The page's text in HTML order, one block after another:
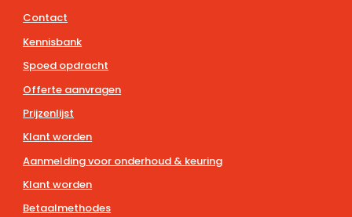
Contact
Kennisbank
Spoed opdracht
Offerte aanvragen
Prijzenlijst
Klant worden
Aanmelding voor onderhoud & keuring
Klant worden
Betaalmethodes